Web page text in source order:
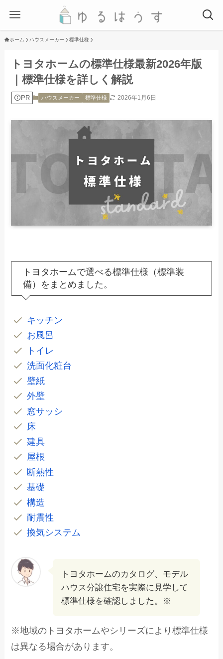
ホーム ハウスメーカー 標準仕様
トヨタホームの標準仕様最新2026年版
｜標準仕様を詳しく解説
PR ハウスメーカー 標準仕様 2026年1月6日
トヨタホームで選べる標準仕様（標準装
備）をまとめました。
キッチン
お風呂
トイレ
洗面化粧台
壁紙
外壁
窓サッシ
床
建具
屋根
断熱性
基礎
構造
耐震性
換気システム
トヨタホームのカタログ、モデル
ハウス分譲住宅を実際に見学して
標準仕様を確認しました。※
※地域のトヨタホームやシリーズにより標準仕様
は異なる場合があります。